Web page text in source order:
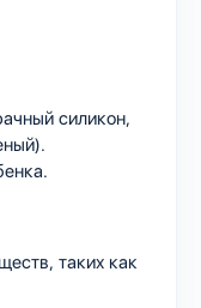
силикон,
таких как